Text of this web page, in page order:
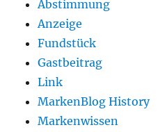
Abstimmung
Anzeige
Fundstück
Gastbeitrag
Link
MarkenBlog History
Markenwissen